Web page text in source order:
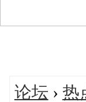
论坛 › 热